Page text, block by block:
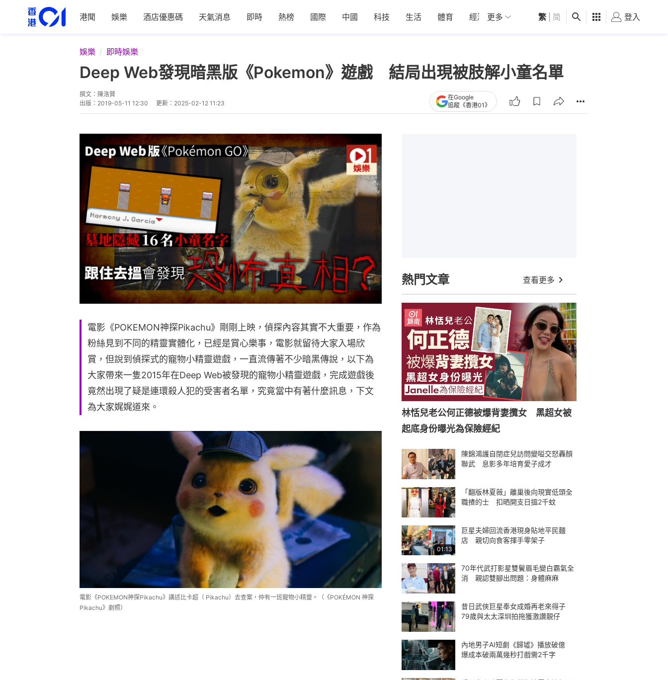
港聞 娛樂 酒店優惠碼 天氣消息 即時 熱榜 國際 中國 科技 生活 體育 經濟 01深圳 觀點 健康 好食玩飛
更多 繁 简 登入
娛樂 即時娛樂
Deep Web發現暗黑版《Pokemon》遊戲 結局出現被肢解小童名單
撰文： 陳浩賢
出版： 2019-05-11 12:30 更新： 2025-02-12 11:23
在Google
追蹤《香港01》
電影《POKEMON神探Pikachu》剛剛上映，偵探內容其實不大重要，作為
粉絲見到不同的精靈實體化，已經是賞心樂事，電影就留待大家入場欣
賞，但說到偵探式的寵物小精靈遊戲，一直流傳著不少暗黑傳說，以下為
大家帶來一隻2015年在Deep Web被發現的寵物小精靈遊戲，完成遊戲後
竟然出現了疑是連環殺人犯的受害者名單，究竟當中有著什麼訊息，下文
為大家娓娓道來。
電影《POKEMON神探Pikachu》講述比卡超（ Pikachu）去查案，仲有一班寵物小精靈。（《POKÉMON 神探
Pikachu》劇照）
熱門文章 查看更多
林恬兒老公何正德被爆背妻攬女 黑超女被
起底身份曝光為保險經紀
陳錦鴻護自閉症兒訪問變嗌交怒轟顏
聯武 息影多年培育愛子成才
「翻版林夏薇」離巢後向現實低頭全
職揸的士 扣晒開支日搵2千蚊
01:13
巨星夫婦回流香港現身貼地平民麵
店 親切向食客揮手零架子
70年代武打影星雙鬢眉毛變白霸氣全
消 親認雙腳出問題：身體麻麻
昔日武俠巨星奉女成婚再老來得子
79歲與太太深圳拍拖獲激讚靚仔
內地男子AI短劇《歸墟》播放破億
爆成本破兩萬幾秒打戲需2千字